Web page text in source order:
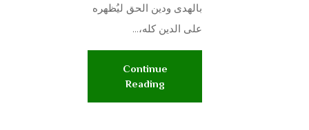
بالهدى ودين الحق ليُظهره
على الدين كله،...
Continue
Reading